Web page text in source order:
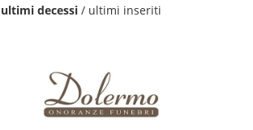
ultimi decessi/ ultimi inseriti